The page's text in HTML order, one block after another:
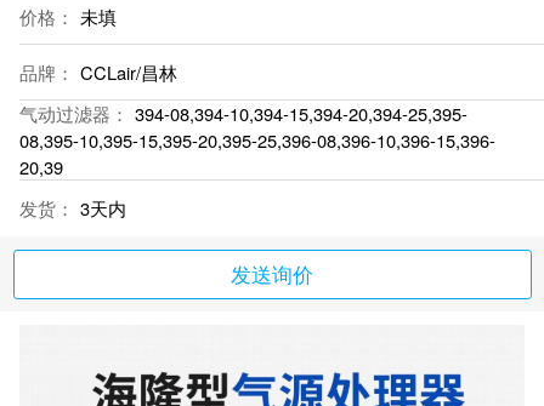
价格： 未填
品牌： CCLair/昌林
气动过滤器： 394-08,394-10,394-15,394-20,394-25,395-
08,395-10,395-15,395-20,395-25,396-08,396-10,396-15,396-
20,39
发货： 3天内
发送询价